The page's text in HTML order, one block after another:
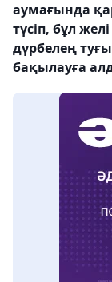
аумағында
түсіп, бұл
дүрбелең
бақылауға